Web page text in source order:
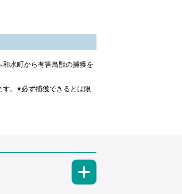
水町から有害鳥獣の捕獲を
。※必ず捕獲できるとは限